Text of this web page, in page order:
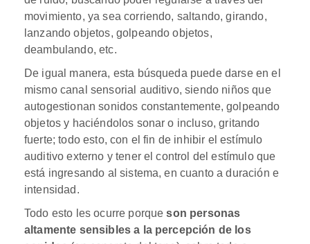
movimiento, ya sea corriendo, saltando, girando,
lanzando objetos, golpeando objetos,
deambulando, etc.
De igual manera, esta búsqueda puede darse en el
mismo canal sensorial auditivo, siendo niños que
autogestionan sonidos constantemente, golpeando
objetos y haciéndolos sonar o incluso, gritando
fuerte; todo esto, con el fin de inhibir el estímulo
auditivo externo y tener el control del estímulo que
está ingresando al sistema, en cuanto a duración e
intensidad.
Todo esto les ocurre porqueson personas
altamente sensibles a la percepción de los